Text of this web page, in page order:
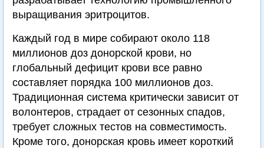
выращивания эритроцитов.
Каждый год в мире собирают около 118
миллионов доз донорской крови, но
глобальный дефицит крови все равно
составляет порядка 100 миллионов доз.
Традиционная система критически зависит от
волонтеров, страдает от сезонных спадов,
требует сложных тестов на совместимость.
Кроме того, донорская кровь имеет короткий